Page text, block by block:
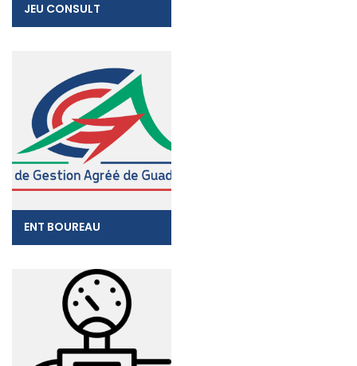
JEU CONSULT
ENT BOUREAU